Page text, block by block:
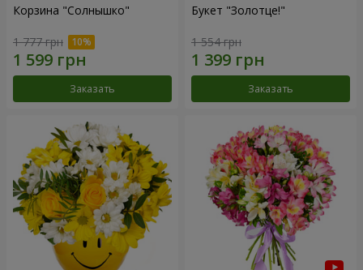
Корзина "Солнышко"
1 777 грн
Заказать
Букет "Золотце!"
1 554 грн
Заказать